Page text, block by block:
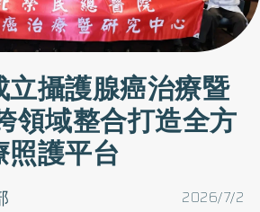
攝護腺癌治療暨
領域整合打造全方
護平台
2026/7/2